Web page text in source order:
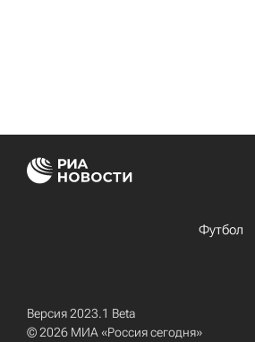
Футбол
Версия 2023.1 Beta
© 2026 МИА «Россия сегодня»